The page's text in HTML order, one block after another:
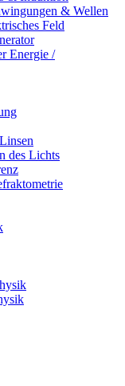
& Wellen
Feld
Energie /
des Lichts